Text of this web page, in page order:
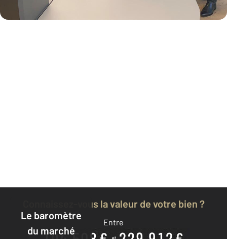
Le baromètre
du marché
Connaissez-vous la valeur de votre bien ?
Entre